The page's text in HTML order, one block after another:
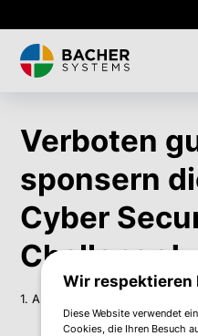
to
main
content
Verboten
sponsern
Cyber
Challenge!
1. Apr. 2024
Wir respektieren
Diese Website verwendet
Cookies, die Ihren Besuch